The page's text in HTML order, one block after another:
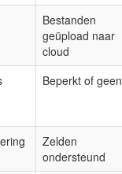
Bestanden
geüpload naar
cloud
Beperkt of geen
Zelden
ondersteund